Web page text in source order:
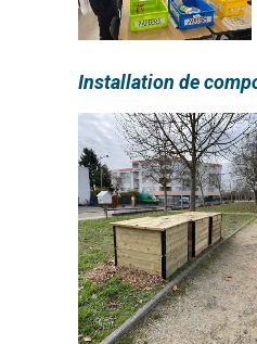
Installation de